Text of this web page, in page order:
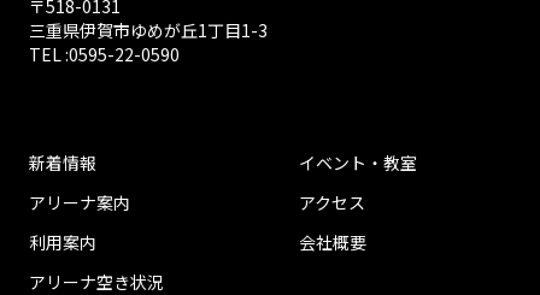
〒518-0131
三重県伊賀市ゆめが丘1丁目1-3
TEL :0595-22-0590
新着情報
アリーナ案内
利用案内
アリーナ空き状況
イベント・教室
アクセス
会社概要